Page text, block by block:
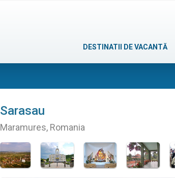
DESTINATII DE VACANTĂ
Sarasau
Maramures, Romania